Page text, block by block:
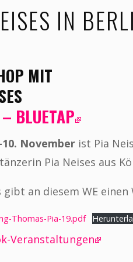
IN
MIT
BLUETAP
November ist Pia
Pia Neises aus
gibt an diesem WE
Thomas-Pia-19.pdf
Veranstaltungen